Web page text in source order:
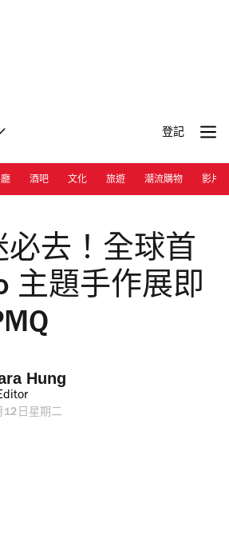
登記
酒吧 文化 旅遊 潮流購物 影片
必去！全球首
主題手作展即
Hung
12日星期二